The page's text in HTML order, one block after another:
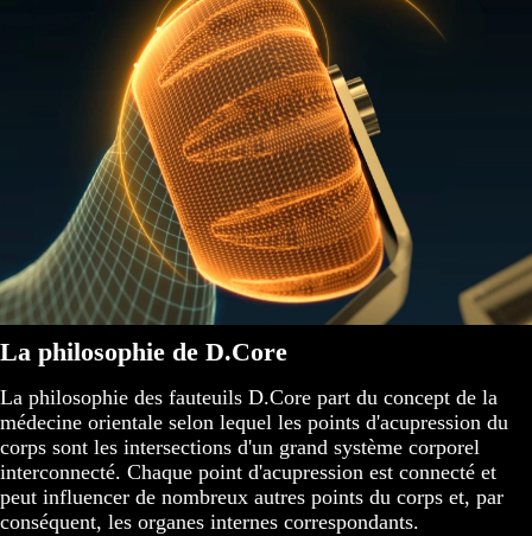
La philosophie de D.Core
La philosophie des fauteuils D.Core part du concept de la
médecine orientale selon lequel les points d'acupression du
corps sont les intersections d'un grand système corporel
interconnecté. Chaque point d'acupression est connecté et
peut influencer de nombreux autres points du corps et, par
conséquent, les organes internes correspondants.